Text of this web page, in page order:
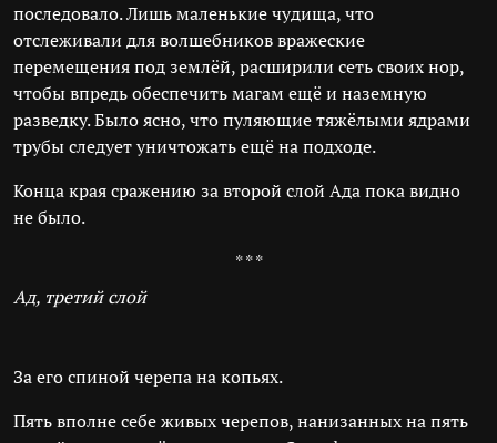
последовало. Лишь маленькие чудища, что
отслеживали для волшебников вражеские
перемещения под землёй, расширили сеть своих нор,
чтобы впредь обеспечить магам ещё и наземную
разведку. Было ясно, что пуляющие тяжёлыми ядрами
трубы следует уничтожать ещё на подходе.
Конца края сражению за второй слой Ада пока видно
не было.
* * *
Ад, третий слой
За его спиной черепа на копьях.
Пять вполне себе живых черепов, нанизанных на пять